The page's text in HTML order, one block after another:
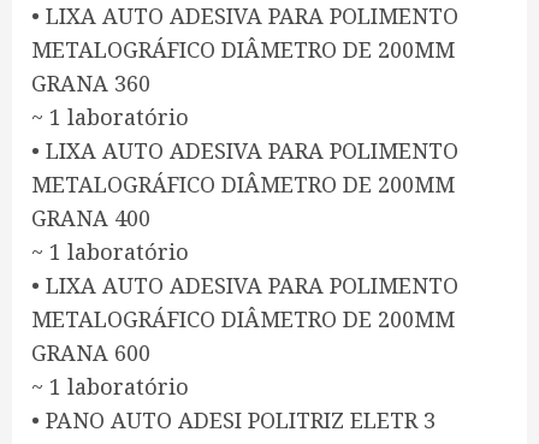
• LIXA AUTO ADESIVA PARA POLIMENTO
METALOGRÁFICO DIÂMETRO DE 200MM
GRANA 360
~ 1 laboratório
• LIXA AUTO ADESIVA PARA POLIMENTO
METALOGRÁFICO DIÂMETRO DE 200MM
GRANA 400
~ 1 laboratório
• LIXA AUTO ADESIVA PARA POLIMENTO
METALOGRÁFICO DIÂMETRO DE 200MM
GRANA 600
~ 1 laboratório
• PANO AUTO ADESI POLITRIZ ELETR 3